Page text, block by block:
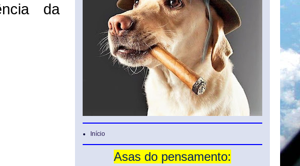
da
Início
Asas do pensamento: